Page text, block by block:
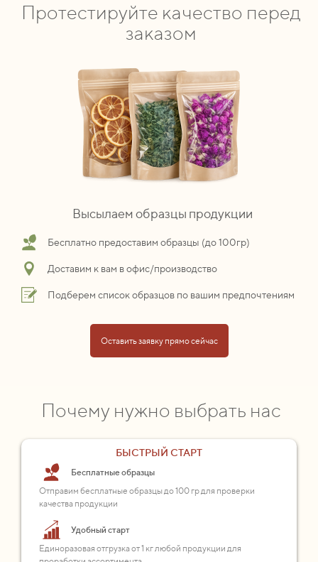
Протестируйте качество перед
заказом
Высылаем образцы продукции
Бесплатно предоставим образцы (до 100гр)
Доставим к вам в офис/производство
Подберем список образцов по вашим предпочтениям
Оставить заявку прямо сейчас
Почему нужно выбрать нас
БЫСТРЫЙ СТАРТ
Бесплатные образцы
Отправим бесплатные образцы до 100 гр для проверки
качества продукции
Удобный старт
Единоразовая отгрузка от 1 кг любой продукции для